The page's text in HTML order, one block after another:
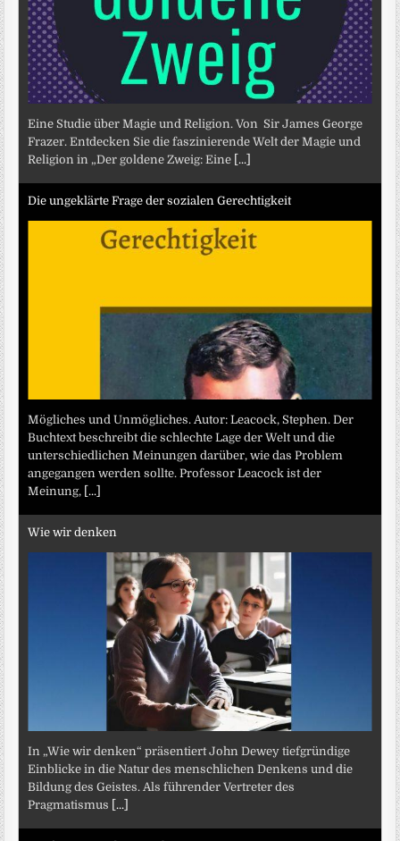
Eine Studie über Magie und Religion. Von Sir James George
Frazer. Entdecken Sie die faszinierende Welt der Magie und
Religion in „Der goldene Zweig: Eine [...]
Die ungeklärte Frage der sozialen Gerechtigkeit
Mögliches und Unmögliches. Autor: Leacock, Stephen. Der
Buchtext beschreibt die schlechte Lage der Welt und die
unterschiedlichen Meinungen darüber, wie das Problem
angegangen werden sollte. Professor Leacock ist der
Meinung,
[...]
Wie wir denken
In „Wie wir denken“ präsentiert John Dewey tiefgründige
Einblicke in die Natur des menschlichen Denkens und die
Bildung des Geistes. Als führender Vertreter des
Pragmatismus
[...]